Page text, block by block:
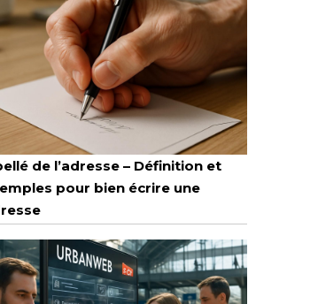
de l’adresse – Définition et
pour bien écrire une